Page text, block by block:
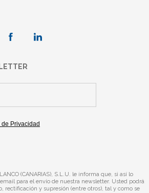
de Privacidad
(CANARIAS), S.L.U. le informa que, si así lo
para el envío de nuestra newsletter. Usted podrá
rectificación y supresión (entre otros), tal y como se